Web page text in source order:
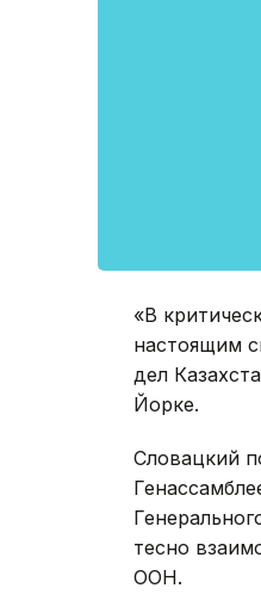
«В
настоящим
дел
Йорке.
Словацкий
тесно
ООН.